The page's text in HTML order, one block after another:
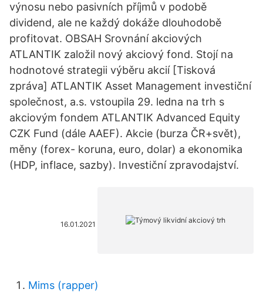
výnosu nebo pasivních příjmů v podobě
dividend, ale ne každý dokáže dlouhodobě
profitovat. OBSAH Srovnání akciových
ATLANTIK založil nový akciový fond. Stojí na
hodnotové strategii výběru akcií [Tisková
zpráva] ATLANTIK Asset Management investiční
společnost, a.s. vstoupila 29. ledna na trh s
akciovým fondem ATLANTIK Advanced Equity
CZK Fund (dále AAEF). Akcie (burza ČR+svět),
měny (forex- koruna, euro, dolar) a ekonomika
(HDP, inflace, sazby). Investiční zpravodajství.
16.01.2021
Mims (rapper)